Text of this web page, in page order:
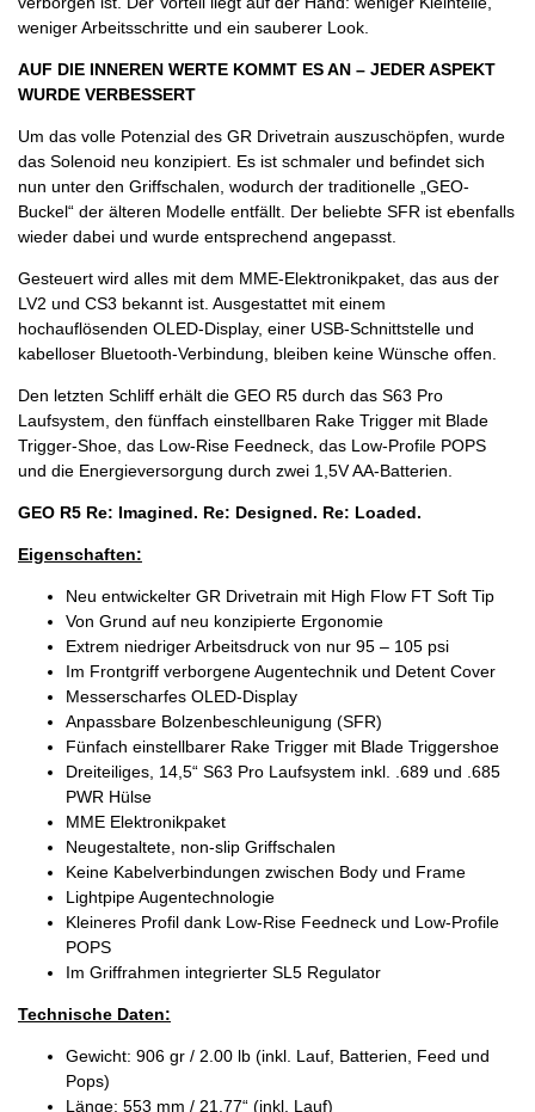
weniger Arbeitsschritte und ein sauberer Look.
AUF DIE INNEREN WERTE KOMMT ES AN – JEDER ASPEKT
WURDE VERBESSERT
Um das volle Potenzial des GR Drivetrain auszuschöpfen, wurde
das Solenoid neu konzipiert. Es ist schmaler und befindet sich
nun unter den Griffschalen, wodurch der traditionelle „GEO-
Buckel“ der älteren Modelle entfällt. Der beliebte SFR ist ebenfalls
wieder dabei und wurde entsprechend angepasst.
Gesteuert wird alles mit dem MME-Elektronikpaket, das aus der
LV2 und CS3 bekannt ist. Ausgestattet mit einem
hochauflösenden OLED-Display, einer USB-Schnittstelle und
kabelloser Bluetooth-Verbindung, bleiben keine Wünsche offen.
Den letzten Schliff erhält die GEO R5 durch das S63 Pro
Laufsystem, den fünffach einstellbaren Rake Trigger mit Blade
Trigger-Shoe, das Low-Rise Feedneck, das Low-Profile POPS
und die Energieversorgung durch zwei 1,5V AA-Batterien.
GEO R5 Re: Imagined. Re: Designed. Re: Loaded.
Eigenschaften:
Neu entwickelter GR Drivetrain mit High Flow FT Soft Tip
Von Grund auf neu konzipierte Ergonomie
Extrem niedriger Arbeitsdruck von nur 95 – 105 psi
Im Frontgriff verborgene Augentechnik und Detent Cover
Messerscharfes OLED-Display
Anpassbare Bolzenbeschleunigung (SFR)
Fünfach einstellbarer Rake Trigger mit Blade Triggershoe
Dreiteiliges, 14,5“ S63 Pro Laufsystem inkl. .689 und .685
PWR Hülse
MME Elektronikpaket
Neugestaltete, non-slip Griffschalen
Keine Kabelverbindungen zwischen Body und Frame
Lightpipe Augentechnologie
Kleineres Profil dank Low-Rise Feedneck und Low-Profile
POPS
Im Griffrahmen integrierter SL5 Regulator
Technische Daten:
Gewicht: 906 gr / 2.00 lb (inkl. Lauf, Batterien, Feed und
Pops)
Länge: 553 mm / 21.77“ (inkl. Lauf)